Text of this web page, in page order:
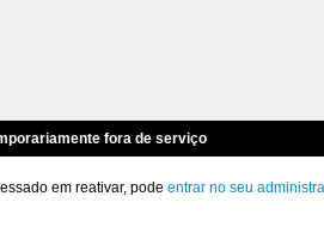
fora de serviço
em reativar, pode entrar no seu